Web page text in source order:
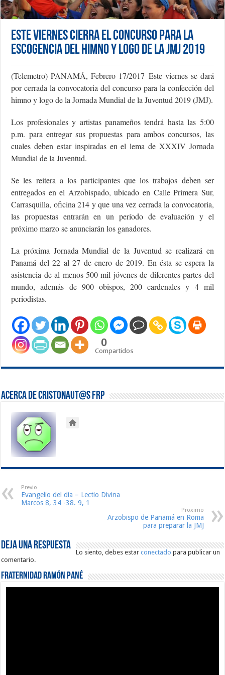
Este viernes cierra el concurso para la
escogencia del himno y logo de la JMJ 2019
(Telemetro) PANAMÁ, Febrero 17/2017 Este viernes se dará
por cerrada la convocatoria del concurso para la confección del
himno y logo de la Jornada Mundial de la Juventud 2019 (JMJ).
Los profesionales y artistas panameños tendrá hasta las 5:00
p.m. para entregar sus propuestas para ambos concursos, las
cuales deben estar inspiradas en el lema de XXXIV Jornada
Mundial de la Juventud.
Se les reitera a los participantes que los trabajos deben ser
entregados en el Arzobispado, ubicado en Calle Primera Sur,
Carrasquilla, oficina 214 y que una vez cerrada la convocatoria,
las propuestas entrarán en un período de evaluación y el
próximo marzo se anunciarán los ganadores.
La próxima Jornada Mundial de la Juventud se realizará en
Panamá del 22 al 27 de enero de 2019. En ésta se espera la
asistencia de al menos 500 mil jóvenes de diferentes partes del
mundo, además de 900 obispos, 200 cardenales y 4 mil
periodistas.
0
Compartidos
Acerca de Cristonaut@s FRP
Previo
Evangelio del día – Lectio Divina
Marcos 8, 34 -38. 9, 1
Proximo
Arzobispo de Panamá en Roma
para preparar la JMJ
Deja una respuesta
Lo siento, debes estarconectado para publicar un
comentario.
Fraternidad Ramón Pané